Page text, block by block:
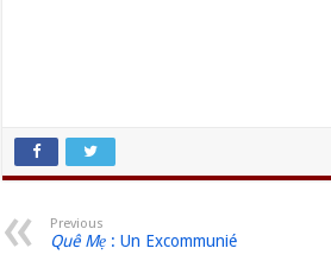
Previous
Quê Mẹ : Un Excommunié